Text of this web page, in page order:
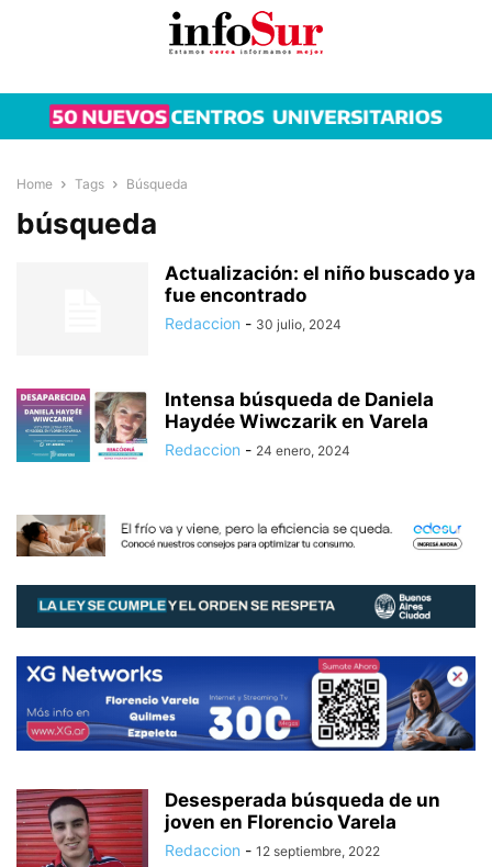
Home Tags Búsqueda
búsqueda
Actualización: el niño buscado ya
fue encontrado
Redaccion - 30 julio, 2024
Intensa búsqueda de Daniela
Haydée Wiwczarik en Varela
Redaccion - 24 enero, 2024
Desesperada búsqueda de un
joven en Florencio Varela
Redaccion - 12 septiembre, 2022